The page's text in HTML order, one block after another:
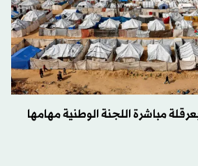
مباشرة اللجنة الوطنية مهامها